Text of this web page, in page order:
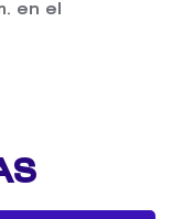
en el